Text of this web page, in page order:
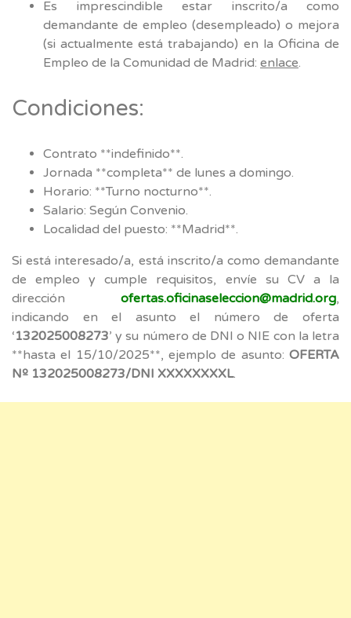
Es imprescindible estar inscrito/a como
demandante de empleo (desempleado) o mejora
(si actualmente está trabajando) en la Oficina de
Empleo de la Comunidad de Madrid: enlace.
Condiciones:
Contrato **indefinido**.
Jornada **completa** de lunes a domingo.
Horario: **Turno nocturno**.
Salario: Según Convenio.
Localidad del puesto: **Madrid**.
Si está interesado/a, está inscrito/a como demandante
de empleo y cumple requisitos, envíe su CV a la
dirección ofertas.oficinaseleccion@madrid.org,
indicando en el asunto el número de oferta
‘132025008273’ y su número de DNI o NIE con la letra
**hasta el 15/10/2025**, ejemplo de asunto: OFERTA
Nº 132025008273/DNI XXXXXXXXL.